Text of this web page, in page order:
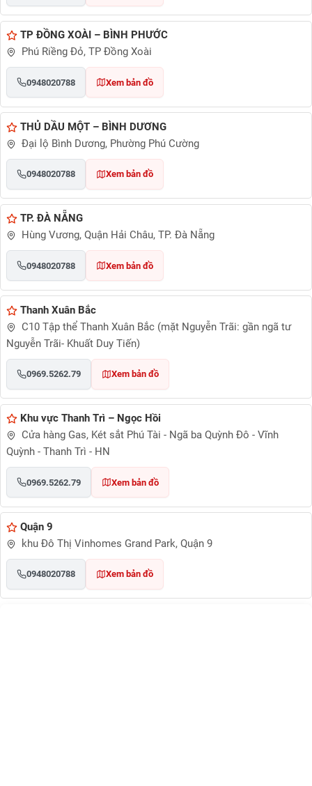
TP ĐỒNG XOÀI – BÌNH PHƯỚC
Phú Riềng Đỏ, TP Đồng Xoài
0948020788 Xem bản đồ
THỦ DẦU MỘT – BÌNH DƯƠNG
Đại lộ Bình Dương, Phường Phú Cường
0948020788 Xem bản đồ
TP. ĐÀ NẴNG
Hùng Vương, Quận Hải Châu, TP. Đà Nẵng
0948020788 Xem bản đồ
Thanh Xuân Bắc
C10 Tập thể Thanh Xuân Bắc (mặt Nguyễn Trãi: gần ngã tư
Nguyễn Trãi- Khuất Duy Tiến)
0969.5262.79 Xem bản đồ
Khu vực Thanh Trì – Ngọc Hồi
Cửa hàng Gas, Két sắt Phú Tài - Ngã ba Quỳnh Đô - Vĩnh
Quỳnh - Thanh Trì - HN
0969.5262.79 Xem bản đồ
Quận 9
khu Đô Thị Vinhomes Grand Park, Quận 9
0948020788 Xem bản đồ